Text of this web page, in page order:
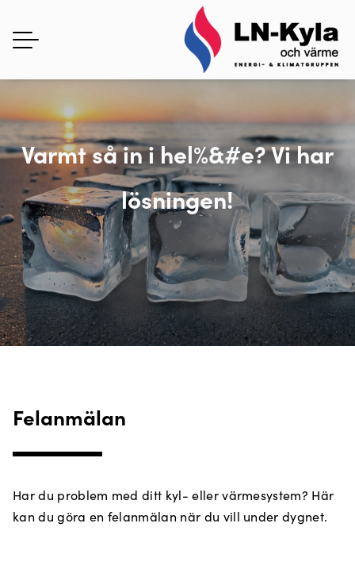
Varmt så in i hel%&#e? Vi har
lösningen!
Felanmälan
Har du problem med ditt kyl- eller värmesystem? Här
kan du göra en felanmälan när du vill under dygnet.